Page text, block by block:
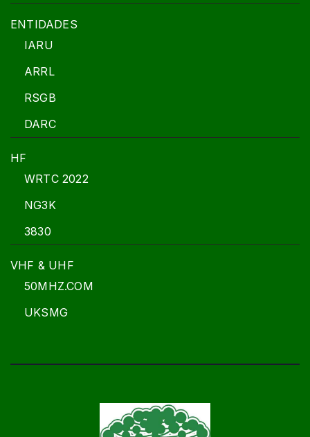
ENTIDADES
IARU
ARRL
RSGB
DARC
HF
WRTC 2022
NG3K
3830
VHF & UHF
50MHZ.COM
UKSMG